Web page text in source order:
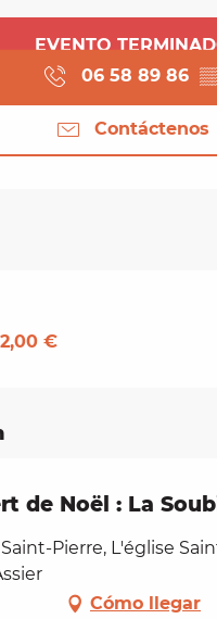
y datos de
EVENTO
06 58 89 86
Contáctenos
€
de Noël : La
Pierre, L'église
Cómo llegar